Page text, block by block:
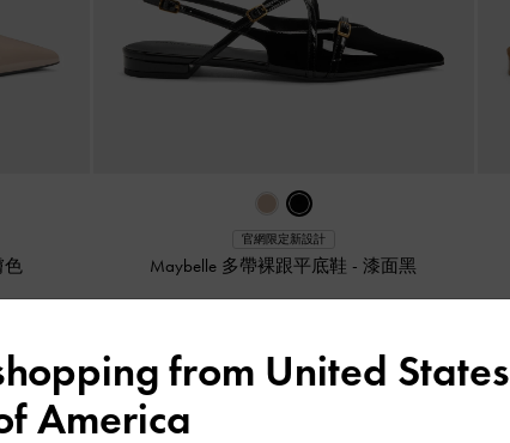
色
官網限定新設計
Maybelle 多帶裸跟平底鞋 -漆面黑
品消費滿額，即贈限量粉紅愛心耳機套。
市官網同步，贈完為止
from United States
America